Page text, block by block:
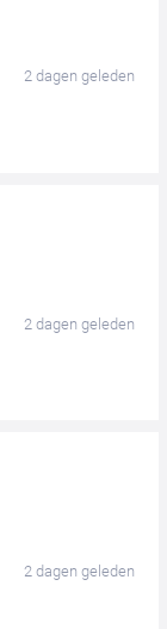
2 dagen geleden
2 dagen geleden
2 dagen geleden